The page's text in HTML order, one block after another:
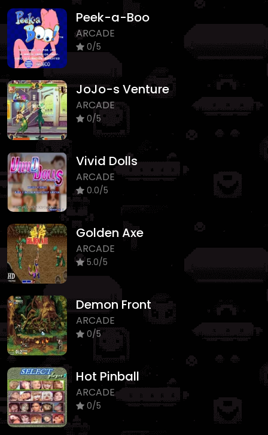
Peek-a-Boo
ARCADE
0/5
JoJo-s Venture
ARCADE
0/5
Vivid Dolls
ARCADE
0.0/5
Golden Axe
ARCADE
5.0/5
Demon Front
ARCADE
0/5
Hot Pinball
ARCADE
0/5